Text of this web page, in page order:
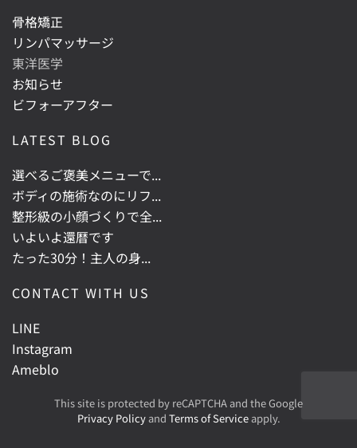
骨格矯正
リンパマッサージ
東洋医学
お知らせ
ビフォーアフター
LATEST BLOG
選べるご褒美メニューで...
ボディの施術なのにリフ...
整形級の小顔づくりで全...
いよいよ還暦です
たった30分！主人の身...
CONTACT WITH US
LINE
Instagram
Ameblo
This site is protected by reCAPTCHA and the Google
Privacy Policyand Terms of Serviceapply.